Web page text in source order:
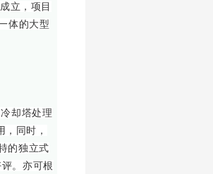
立，项目
体的大型
却塔处理
同时，
的独立式
。亦可根